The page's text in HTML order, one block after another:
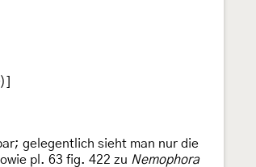
)]
gelegentlich sieht man nur die
pl. 63 fig. 422 zu Nemophora